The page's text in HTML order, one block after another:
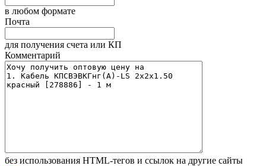
в любом формате
Почта
для получения счета или КП
Комментарий
без иcпользования HTML-тегов и ссылок на другие сайты